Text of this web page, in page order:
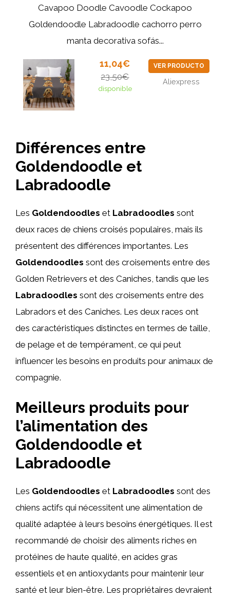
Cavapoo Doodle Cavoodle Cockapoo
Goldendoodle Labradoodle cachorro perro
manta decorativa sofás...
11,04€
23,50€
disponible
VER PRODUCTO
Aliexpress
Différences entre
Goldendoodle et
Labradoodle
Les Goldendoodles et Labradoodles sont
deux races de chiens croisés populaires, mais ils
présentent des différences importantes. Les
Goldendoodles sont des croisements entre des
Golden Retrievers et des Caniches, tandis que les
Labradoodles sont des croisements entre des
Labradors et des Caniches. Les deux races ont
des caractéristiques distinctes en termes de taille,
de pelage et de tempérament, ce qui peut
influencer les besoins en produits pour animaux de
compagnie.
Meilleurs produits pour
l’alimentation des
Goldendoodle et
Labradoodle
Les Goldendoodles et Labradoodles sont des
chiens actifs qui nécessitent une alimentation de
qualité adaptée à leurs besoins énergétiques. Il est
recommandé de choisir des aliments riches en
protéines de haute qualité, en acides gras
essentiels et en antioxydants pour maintenir leur
santé et leur bien-être. Les propriétaires devraient